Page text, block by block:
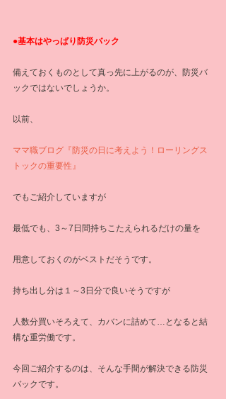
●基本はやっぱり防災バック
備えておくものとして真っ先に上がるのが、防災バ
ックではないでしょうか。
以前、
ママ職ブログ『防災の日に考えよう！ローリングス
トックの重要性』
でもご紹介していますが
最低でも、3～7日間持ちこたえられるだけの量を
用意しておくのがベストだそうです。
持ち出し分は１～3日分で良いそうですが
人数分買いそろえて、カバンに詰めて…となると結
構な重労働です。
今回ご紹介するのは、そんな手間が解決できる防災
バックです。